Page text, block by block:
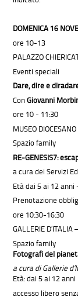
DOMENICA 16
ore 10-13
PALAZZO
Eventi speciali
Dare, dire e
ConGiovanni
ore 10 - 11:30
MUSEO
Spazio family
RE-GENESIS7:
a cura dei Servizi
Età dai 5 ai 12
Prenotazione
ore 10:30-16:30
GALLERIE D’ITALIA
Spazio family
Fotografi del
a cura di Gallerie
Età: dai 5 ai 12 anni
accesso libero